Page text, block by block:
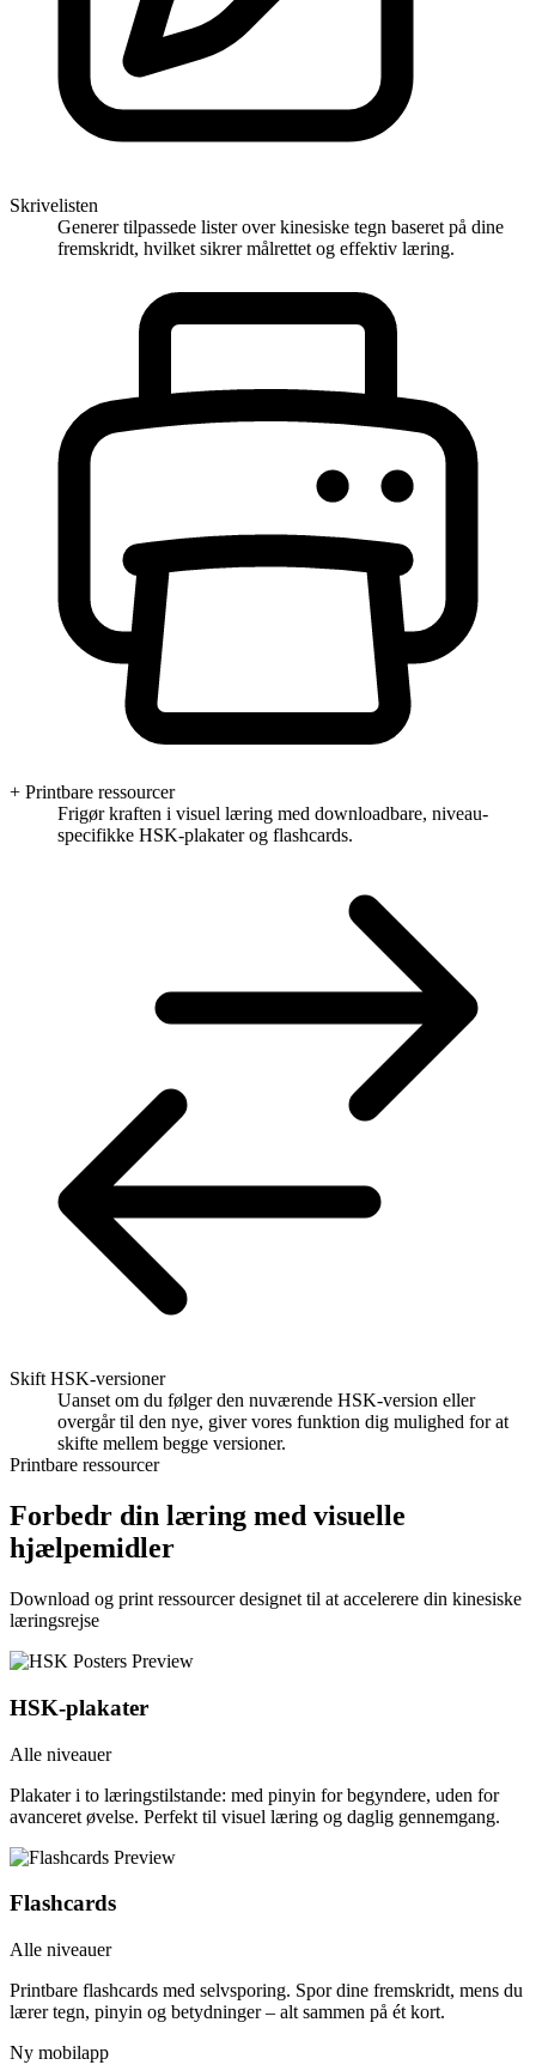
Skrivelisten
Generer tilpassede lister over kinesiske tegn baseret på dine
fremskridt, hvilket sikrer målrettet og effektiv læring.
+ Printbare ressourcer
Frigør kraften i visuel læring med downloadbare, niveau-
specifikke HSK-plakater og flashcards.
Skift HSK-versioner
Uanset om du følger den nuværende HSK-version eller
overgår til den nye, giver vores funktion dig mulighed for at
skifte mellem begge versioner.
Printbare ressourcer
Forbedr din læring med visuelle
hjælpemidler
Download og print ressourcer designet til at accelerere din kinesiske
læringsrejse
HSK-plakater
Alle niveauer
Plakater i to læringstilstande: med pinyin for begyndere, uden for
avanceret øvelse. Perfekt til visuel læring og daglig gennemgang.
Flashcards
Alle niveauer
Printbare flashcards med selvsporing. Spor dine fremskridt, mens du
lærer tegn, pinyin og betydninger – alt sammen på ét kort.
Ny mobilapp